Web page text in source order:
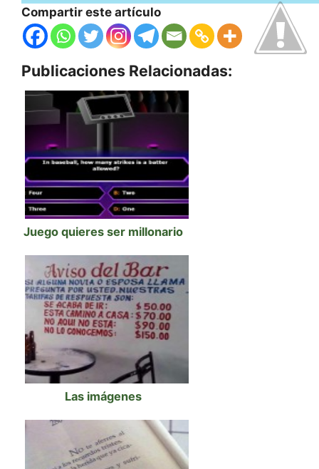
Compartir este artículo
Publicaciones Relacionadas:
Juego quieres ser millonario
Las imágenes